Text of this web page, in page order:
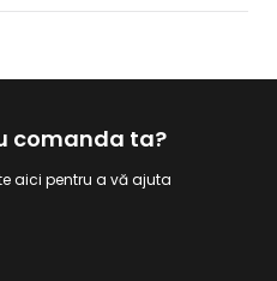
comanda ta?
aici pentru a vă ajuta